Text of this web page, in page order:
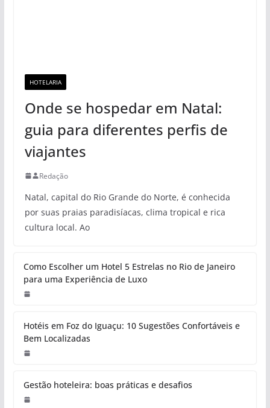
HOTELARIA
Onde se hospedar em Natal:
guia para diferentes perfis de
viajantes
Redação
Natal, capital do Rio Grande do Norte, é conhecida
por suas praias paradisíacas, clima tropical e rica
cultura local. Ao
Como Escolher um Hotel 5 Estrelas no Rio de Janeiro
para uma Experiência de Luxo
Hotéis em Foz do Iguaçu: 10 Sugestões Confortáveis e
Bem Localizadas
Gestão hoteleira: boas práticas e desafios